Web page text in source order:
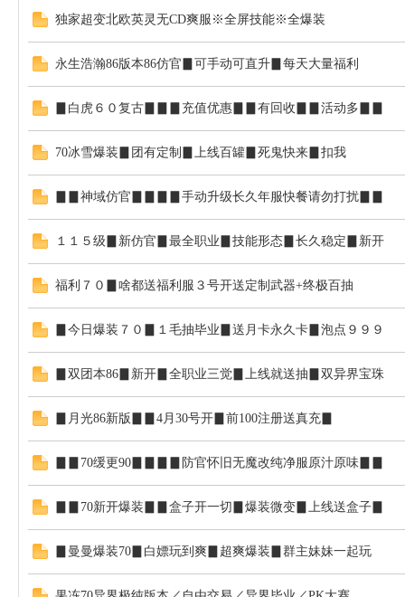
论
独家超变北欧英灵无CD爽服※全屏技能※全爆装
永生浩瀚86版本86仿官▊可手动可直升▊每天大量福利
▊白虎６０复古▊▊▊充值优惠▊▊有回收▊▊活动多▊▊
70冰雪爆装▊团有定制▊上线百罐▊死鬼快来▊扣我
▊▊神域仿官▊▊▊▊手动升级长久年服快餐请勿打扰▊▊
１１５级▊新仿官▊最全职业▊技能形态▊长久稳定▊新开
福利７０▊啥都送福利服３号开送定制武器+终极百抽
▊今日爆装７０▊１毛抽毕业▊送月卡永久卡▊泡点９９９
▊双团本86▊新开▊全职业三觉▊上线就送抽▊双异界宝珠
▊月光86新版▊▊4月30号开▊前100注册送真充▊
▊▊70缓更90▊▊▊▊防官怀旧无魔改纯净服原汁原味▊▊
▊▊70新开爆装▊▊盒子开一切▊爆装微变▊上线送盒子▊
▊曼曼爆装70▊白嫖玩到爽▊超爽爆装▊群主妹妹一起玩